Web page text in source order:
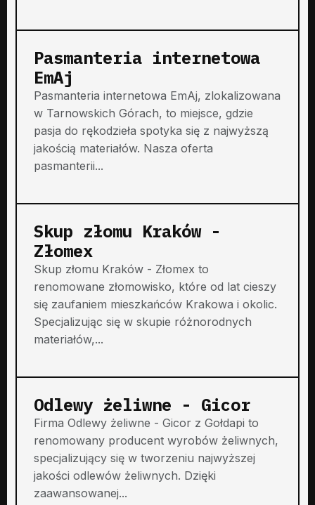
Pasmanteria internetowa
EmAj
Pasmanteria internetowa EmAj, zlokalizowana
w Tarnowskich Górach, to miejsce, gdzie
pasja do rękodzieła spotyka się z najwyższą
jakością materiałów. Nasza oferta
pasmanterii...
Skup złomu Kraków -
Złomex
Skup złomu Kraków - Złomex to
renomowane złomowisko, które od lat cieszy
się zaufaniem mieszkańców Krakowa i okolic.
Specjalizując się w skupie różnorodnych
materiałów,...
Odlewy żeliwne - Gicor
Firma Odlewy żeliwne - Gicor z Gołdapi to
renomowany producent wyrobów żeliwnych,
specjalizujący się w tworzeniu najwyższej
jakości odlewów żeliwnych. Dzięki
zaawansowanej...